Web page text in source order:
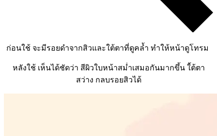
ก่อนใช้ จะมีรอยดำจากสิวและใต้ตาที่ดูคล้ำ ทำให้หน้าดูโทรม
หลังใช้ เห็นได้ชัดว่า สีผิวใบหน้าสม่ำเสมอกันมากขึ้น ใ้ต้ตา
สว่าง กลบรอยสิวได้